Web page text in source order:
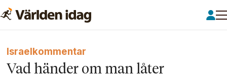
Israelkommentar
Vad händer om man låter